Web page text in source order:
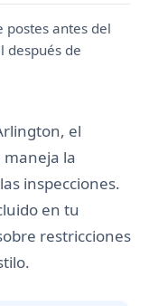
postes antes del
después de
el
la
inspecciones.
en tu
restricciones